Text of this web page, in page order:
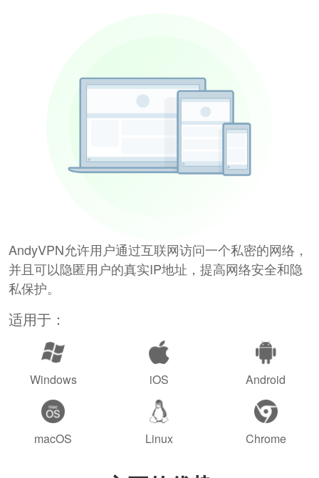
AndyVPN允许用户通过互联网访问一个私密的网络，
并且可以隐匿用户的真实IP地址，提高网络安全和隐
私保护。
适用于：
Windows iOS Android
macOS Linux Chrome